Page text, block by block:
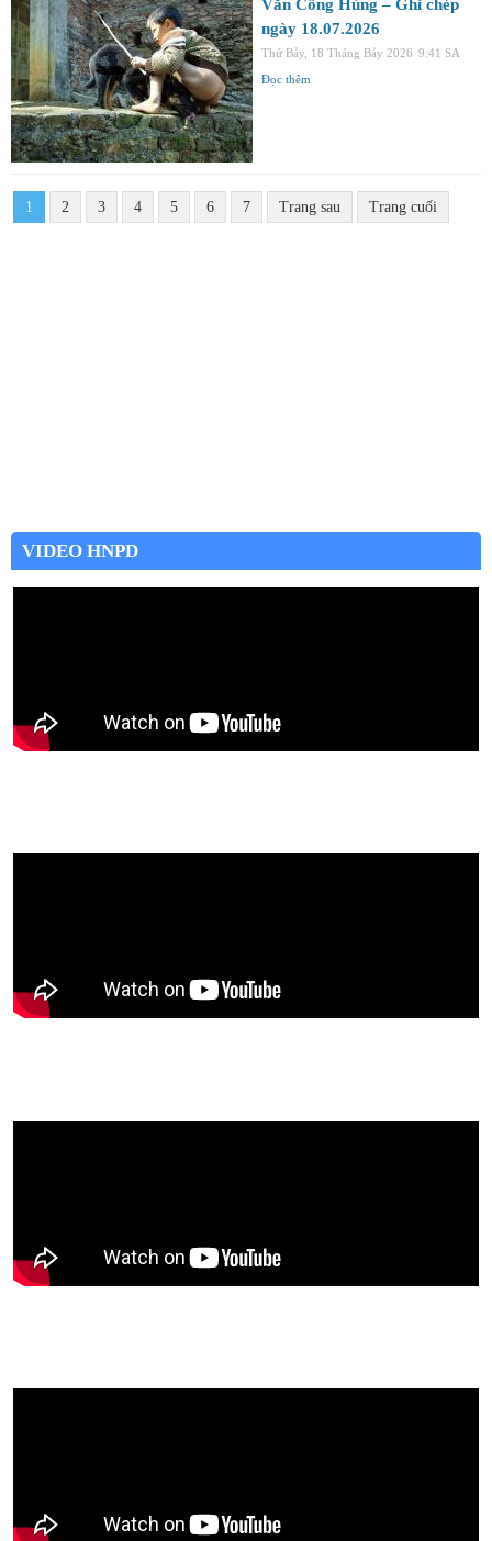
Văn Công Hùng – Ghi chép
ngày 18.07.2026
Thứ Bảy, 18 Tháng Bảy 2026 9:41 SA
Đọc thêm
1 2 3 4 5 6 7 Trang sau Trang cuối
VIDEO HNPD